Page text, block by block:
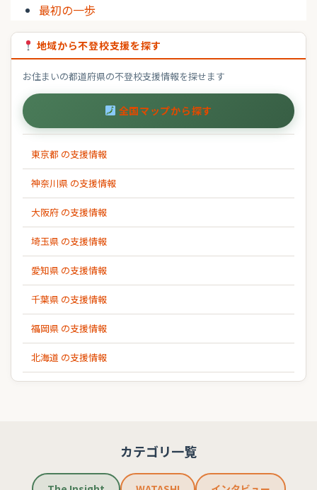
最初の一歩
地域から不登校支援を探す
お住まいの都道府県の不登校支援情報を探せます
全国マップから探す
東京都 の支援情報
神奈川県 の支援情報
大阪府 の支援情報
埼玉県 の支援情報
愛知県 の支援情報
千葉県 の支援情報
福岡県 の支援情報
北海道 の支援情報
カテゴリ一覧